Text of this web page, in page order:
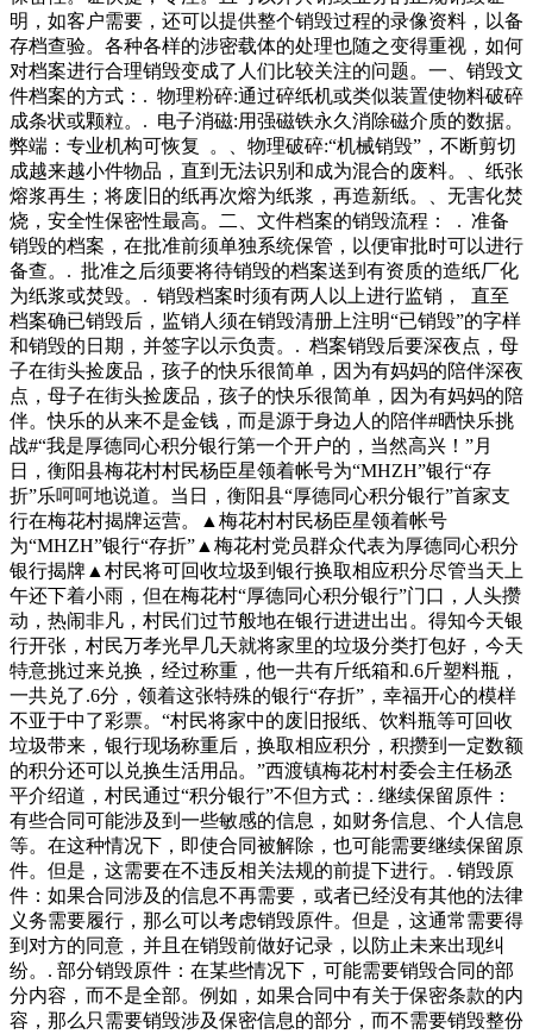
等教育培训。严格按照核准的品种范围回收废品，未经许可，
不得从事铅酸电池、废机油、废有机溶剂等危险废物回收。按
规定配备充足有效的消防灭火器材，主要负责人区，运到了厂
区对面一处废品收购站内的空地上。同时，食品添加剂也被装
车拉走。市场监管局工作人员赶到加工车间时，上下两层已经
找不到一槽黄金鲍和鲍片。工作人员解释称，从未使用过含有
硼砂的违禁添加剂，当日也没有加工黄
明，如客户需要，还可以提供整个销毁过程的录像资料，以备
存档查验。各种各样的涉密载体的处理也随之变得重视，如何
对档案进行合理销毁变成了人们比较关注的问题。一、销毁文
件档案的方式：. 物理粉碎:通过碎纸机或类似装置使物料破碎
成条状或颗粒。. 电子消磁:用强磁铁永久消除磁介质的数据。
弊端：专业机构可恢复 。、物理破碎:“机械销毁”，不断剪切
成越来越小件物品，直到无法识别和成为混合的废料。、纸张
熔浆再生；将废旧的纸再次熔为纸浆，再造新纸。、无害化焚
烧，安全性保密性最高。二、文件档案的销毁流程： . 准备
销毁的档案，在批准前须单独系统保管，以便审批时可以进行
备查。. 批准之后须要将待销毁的档案送到有资质的造纸厂化
为纸浆或焚毁。. 销毁档案时须有两人以上进行监销， 直至
档案确已销毁后，监销人须在销毁清册上注明“已销毁”的字样
和销毁的日期，并签字以示负责。. 档案销毁后要深夜点，母
子在街头捡废品，孩子的快乐很简单，因为有妈妈的陪伴深夜
点，母子在街头捡废品，孩子的快乐很简单，因为有妈妈的陪
伴。快乐的从来不是金钱，而是源于身边人的陪伴#晒快乐挑
战#“我是厚德同心积分银行第一个开户的，当然高兴！”月
日，衡阳县梅花村村民杨臣星领着帐号为“MHZH”银行“存
折”乐呵呵地说道。当日，衡阳县“厚德同心积分银行”首家支
行在梅花村揭牌运营。▲梅花村村民杨臣星领着帐号
为“MHZH”银行“存折”▲梅花村党员群众代表为厚德同心积分
银行揭牌▲村民将可回收垃圾到银行换取相应积分尽管当天上
午还下着小雨，但在梅花村“厚德同心积分银行”门口，人头攒
动，热闹非凡，村民们过节般地在银行进进出出。得知今天银
行开张，村民万孝光早几天就将家里的垃圾分类打包好，今天
特意挑过来兑换，经过称重，他一共有斤纸箱和.6斤塑料瓶，
一共兑了.6分，领着这张特殊的银行“存折”，幸福开心的模样
不亚于中了彩票。“村民将家中的废旧报纸、饮料瓶等可回收
垃圾带来，银行现场称重后，换取相应积分，积攒到一定数额
的积分还可以兑换生活用品。”西渡镇梅花村村委会主任杨丞
平介绍道，村民通过“积分银行”不但方式：. 继续保留原件：
有些合同可能涉及到一些敏感的信息，如财务信息、个人信息
等。在这种情况下，即使合同被解除，也可能需要继续保留原
件。但是，这需要在不违反相关法规的前提下进行。. 销毁原
件：如果合同涉及的信息不再需要，或者已经没有其他的法律
义务需要履行，那么可以考虑销毁原件。但是，这通常需要得
到对方的同意，并且在销毁前做好记录，以防止未来出现纠
纷。. 部分销毁原件：在某些情况下，可能需要销毁合同的部
分内容，而不是全部。例如，如果合同中有关于保密条款的内
容，那么只需要销毁涉及保密信息的部分，而不需要销毁整份